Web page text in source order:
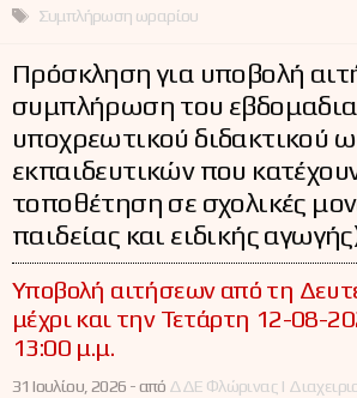
Ετικέτες
Συμπλήρωση ωραρίου
Πρόσκληση για υποβολή
συμπλήρωση του
υποχρεωτικού διδακτικού
εκπαιδευτικών που
τοποθέτηση σε σχολικές
παιδείας και ειδικής
Υποβολή αιτήσεων από τη
μέχρι και την Τετάρτη 12-08-
13:00 μ.μ.
31 Ιουλίου, 2026 -από ΔΔΕ Φλώρινας |